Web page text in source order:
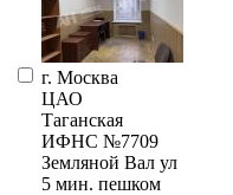
г. Москва
ЦАО
Таганская
ИФНС №7709
Земляной Вал ул
5 мин. пешком